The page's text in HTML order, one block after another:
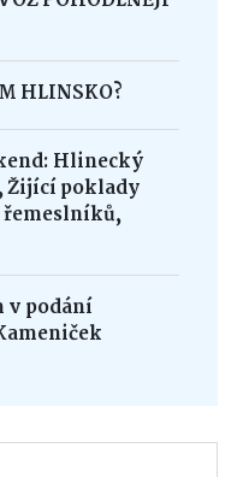
HLINSKO?
Hlinecký
Žijící poklady
řemeslníků,
v podání